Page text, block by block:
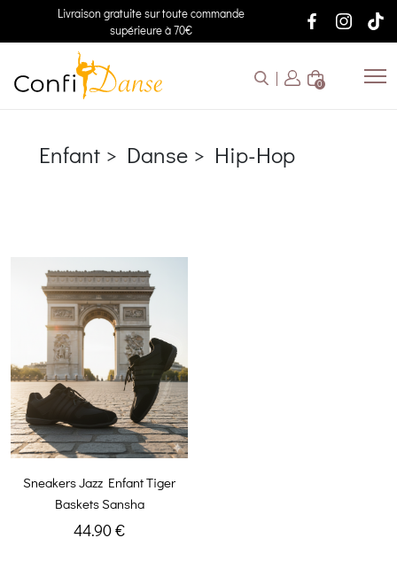
Livraison gratuite sur toute commande
supérieure à 70€
0
Enfant > Danse > Hip-Hop
Sneakers Jazz Enfant Tiger
Baskets Sansha
44.90 €